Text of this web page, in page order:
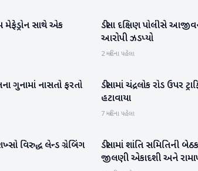
મેફેડ્રોન સાથે એક
બનાસકાંઠા
ડીસા દક્ષિણ પોલીસે
આરોપી ઝડપ્યો
2 મહિના પહેલા
ગુનામાં નાસતો ફરતો
બનાસકાંઠા
ડીસામાં ચંદ્રલોક રોડ ઉપર
હટાવાયા
7 મહિના પહેલા
વિરુદ્ધ લેન્ડ ગ્રેબિંગ
બનાસકાંઠા
ડીસામાં શાંતિ સમિતિની
જીલણી એકાદશી અને